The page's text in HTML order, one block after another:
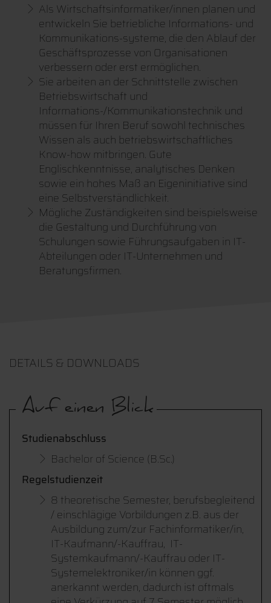
Als Wirtschaftsinformatiker/innen planen und
entwickeln Sie betriebliche Informations- und
Kommunikations-systeme, die den Ablauf der
Geschäftsprozesse von Organisationen
verbessern oder erst ermöglichen.
Sie arbeiten an der Schnittstelle zwischen
Betriebswirtschaft und
Informations-/Kommunikationstechnik und
müssen für Ihren Beruf sowohl technisches
Wissen als auch betriebswirtschaftliches
Know-how mitbringen. Gute
Englischkenntnisse, analytisches Denken
sowie ein hohes Maß an Eigeninitiative sind
eine Selbstverständlichkeit.
Mögliche Zuständigkeiten sind beispielsweise
die Gestaltung und Durchführung von
Schulungen sowie Führungsaufgaben in IT-
Abteilungen oder IT-Unternehmen und
Beratungsfirmen.
DETAILS & DOWNLOADS
Auf einen Blick
Studienabschluss
Bachelor of Science (B.Sc.)
Regelstudienzeit
8 theoretische Semester, berufsbegleitend
/ einschlägige Vorbildungen z.B. aus der
Ausbildung zum/zur Fachinformatiker/in,
IT-Kaufmann/-Kauffrau, IT-
Systemkaufmann/-Kauffrau oder IT-
Systemelektroniker/in können ggf.
anerkannt werden, dadurch ist oftmals